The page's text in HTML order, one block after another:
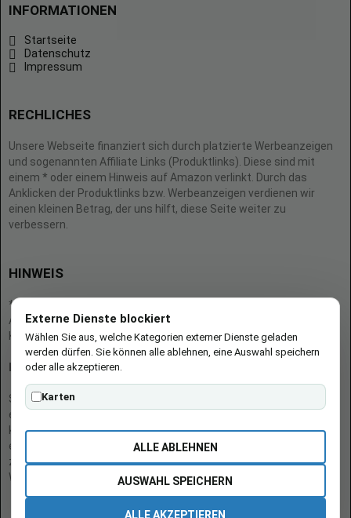
INFORMATIONEN
Startseite
Datenschutz
Impressum
RECHLICHES
Unsere Webseite finanziert sich durch platzierte Werbeanzeigen
und sogenannten Affiliate Links (Produktlinks). Diese sind mit
einem * oder einem Hinweis auf Amazon verlinkt. Durch das
Anklicken der Produktlinks bzw. Werbeanzeigen verdienen wir
einen kleinen Betrag, der uns hilft, diese Seite weiter zu
verbessern.
HINWEIS
* = Afilliate-Link (=Werbung)
Als Amazon-Partner verdient der Seitenbetreiber an qualifizierten
Käufen.
Hinweis zu Preisen und Verfügbarkeiten
Sofern Produktpreise und Verfügbarkeiten angezeigt werden,
entsprechen diese dem angegebenen Stand (Datum/Uhrzeit) und
können sich auf der verlinkten Seite jederzeit ändern. Für den Kauf
eines Produkts gelten die Angaben zu Preis und Verfügbarkeit, die
zum Kaufzeitpunkt [auf der/den maßgeblichen Amazon-
Website(s)] angezeigt werden.
Externe Dienste blockiert
Wählen Sie aus, welche Kategorien externer Dienste geladen
werden dürfen. Sie können alle ablehnen, eine Auswahl speichern
oder alle akzeptieren.
Karten
ALLE ABLEHNEN
AUSWAHL SPEICHERN
ALLE AKZEPTIEREN